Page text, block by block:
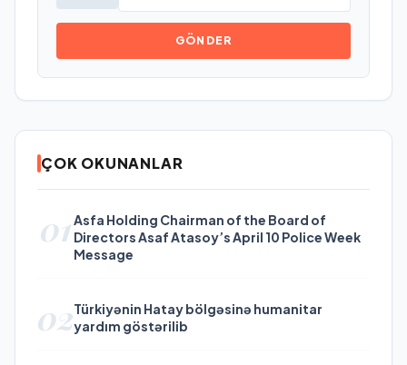
GÖNDER
ÇOK OKUNANLAR
01Asfa Holding Chairman of the Board of
Directors Asaf Atasoy’s April 10 Police Week
Message
02Türkiyənin Hatay bölgəsinə humanitar
yardım göstərilib